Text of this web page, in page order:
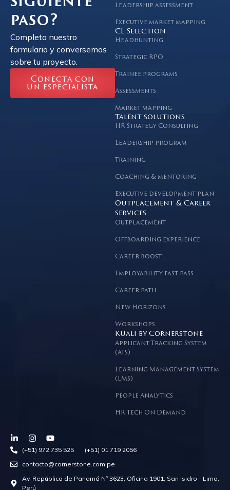
paso?
Completa nuestro
formulario y conversemos
sobre tu proyecto.
Conecta con
un especialista
Leadership assessment
Executive market mapping
CL Selection
Headhunting
Strategic RPO
Trainee programs
Assessments
Market mapping
Talent solutions
HR Strategy Consulting
Leadership program
Training
Coaching & mentoring
Executive development plan
Outplacement & Career
services
Outplacement
Offboarding experience
Career boost
Employability fast pass
Career path
New Horizons
Workshops
Kuali by Cornerstone
Applicant Tracking System
(ATS)
Learning Management System
(LMS)
People Analytics
HR Tech On Demand
(+51) 972 735 525 (+51) 01 719 2056
contacto@cornerstone.com.pe
Av. República de Panamá Nº 3623, Oficina 1901, San Isidro - Lima,
Perú